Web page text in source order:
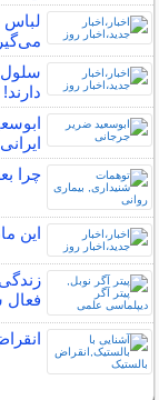
لباس
دارند!
ایرانی
چرا
این